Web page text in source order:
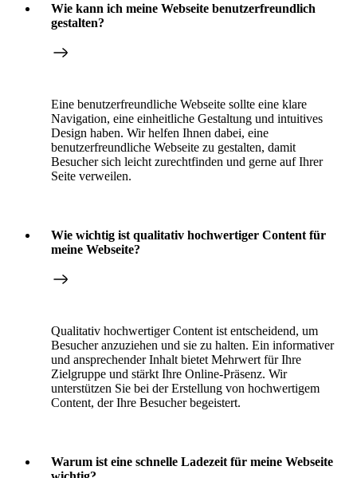
Wie kann ich meine Webseite benutzerfreundlich
gestalten?
Eine benutzerfreundliche Webseite sollte eine klare
Navigation, eine einheitliche Gestaltung und intuitives
Design haben. Wir helfen Ihnen dabei, eine
benutzerfreundliche Webseite zu gestalten, damit
Besucher sich leicht zurechtfinden und gerne auf Ihrer
Seite verweilen.
Wie wichtig ist qualitativ hochwertiger Content für
meine Webseite?
Qualitativ hochwertiger Content ist entscheidend, um
Besucher anzuziehen und sie zu halten. Ein informativer
und ansprechender Inhalt bietet Mehrwert für Ihre
Zielgruppe und stärkt Ihre Online-Präsenz. Wir
unterstützen Sie bei der Erstellung von hochwertigem
Content, der Ihre Besucher begeistert.
Warum ist eine schnelle Ladezeit für meine Webseite